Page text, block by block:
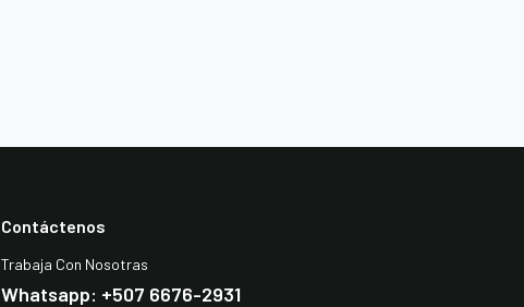
Contáctenos
Trabaja Con Nosotras
Whatsapp: +507 6676-2931